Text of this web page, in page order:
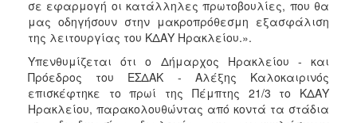
σε εφαρμογή οι κατάλληλες πρωτοβουλίες, που θα
μας οδηγήσουν στην μακροπρόθεσμη εξασφάλιση
της λειτουργίας του ΚΔΑΥ Ηρακλείου.».
Υπενθυμίζεται ότι ο Δήμαρχος Ηρακλείου - και
Πρόεδρος του ΕΣΔΑΚ - Αλέξης Καλοκαιρινός
επισκέφτηκε το πρωί της Πέμπτης 21/3 το ΚΔΑΥ
Ηρακλείου, παρακολουθώντας από κοντά τα στάδια